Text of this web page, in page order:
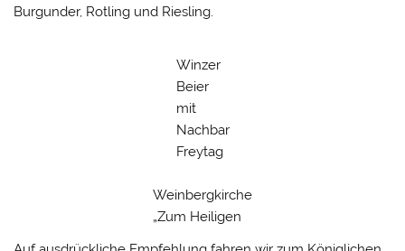
Burgunder, Rotling und Riesling.
Winzer
Beier
mit
Nachbar
Freytag
Weinbergkirche
„Zum Heiligen